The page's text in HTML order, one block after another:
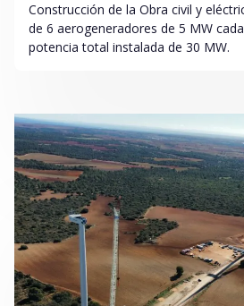
Construcción de la Obra civil y
de 6 aerogeneradores de 5 MW
potencia total instalada de 30 MW.